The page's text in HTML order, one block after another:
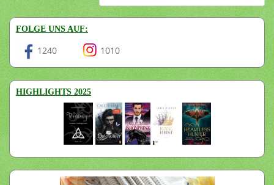
FOLGE UNS AUF:
1240 1010
HIGHLIGHTS 2025